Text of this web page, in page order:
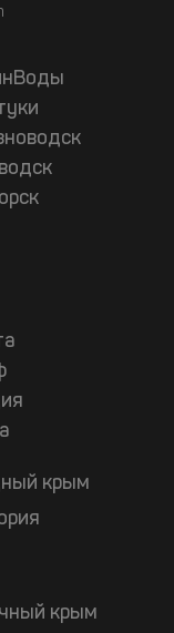
крым
крым